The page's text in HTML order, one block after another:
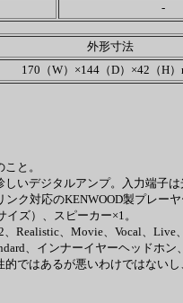
と。
いデジタルアンプ。入力端子
ンク対応のKENWOOD製プレー
ズ）、スピーカー×1。
Realistic、Movie、Vocal、
、インナーイヤーヘッドホ
ではあるが悪いわけではない
-
外形寸法
170（W）×144（D）×42（H）